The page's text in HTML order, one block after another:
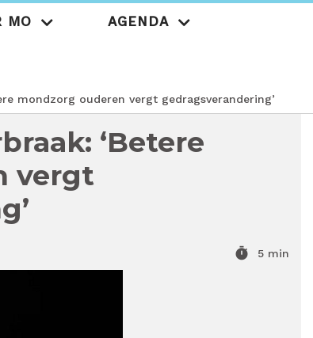
MO AGENDA
mondzorg ouderen vergt gedragsverandering’
‘Betere
vergt
timer 5 min